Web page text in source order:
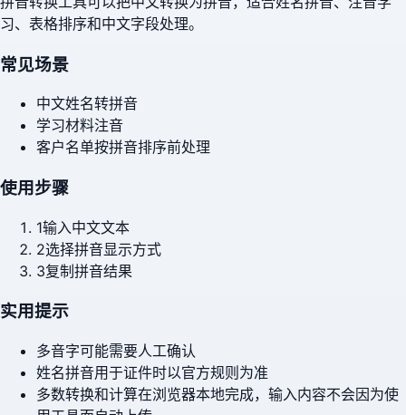
习、表格排序和中文字段处理。
常见场景
中文姓名转拼音
学习材料注音
客户名单按拼音排序前处理
使用步骤
1输入中文文本
2选择拼音显示方式
3复制拼音结果
实用提示
多音字可能需要人工确认
姓名拼音用于证件时以官方规则为准
多数转换和计算在浏览器本地完成，输入内容不会因为使